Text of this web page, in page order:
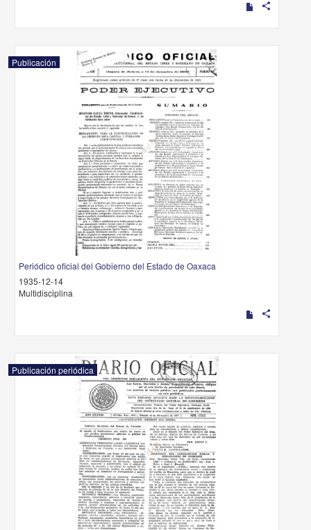
share
Publicación
Periódico oficial del Gobierno del Estado de Oaxaca
1935-12-14
Multidisciplina
share
Publicación periódica